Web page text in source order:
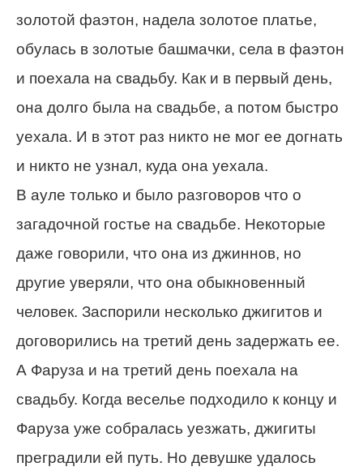
золотой фаэтон, надела золотое платье,
обулась в золотые башмачки, села в фаэтон
и поехала на свадьбу. Как и в первый день,
она долго была на свадьбе, а потом быстро
уехала. И в этот раз никто не мог ее догнать
и никто не узнал, куда она уехала.
В ауле только и было разговоров что о
загадочной гостье на свадьбе. Некоторые
даже говорили, что она из джиннов, но
другие уверяли, что она обыкновенный
человек. Заспорили несколько джигитов и
договорились на третий день задержать ее.
А Фаруза и на третий день поехала на
свадьбу. Когда веселье подходило к концу и
Фаруза уже собралась уезжать, джигиты
преградили ей путь. Но девушке удалось